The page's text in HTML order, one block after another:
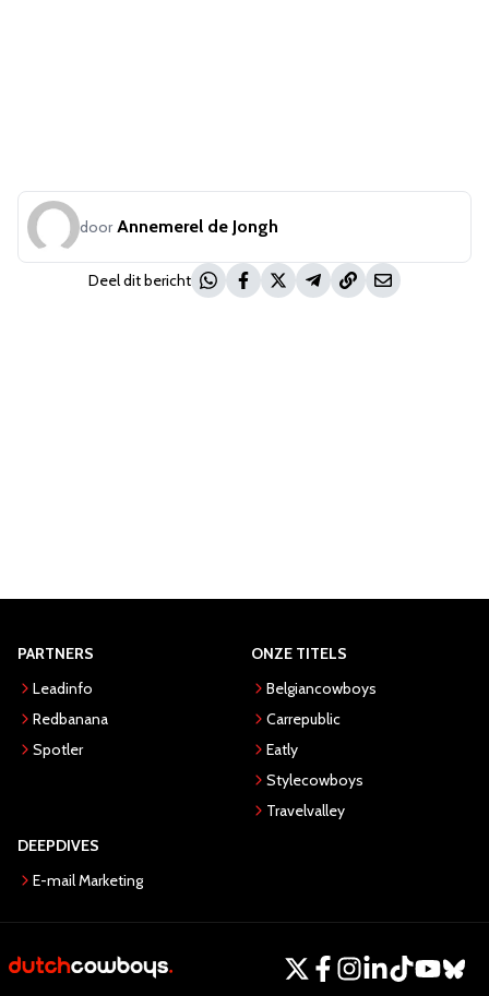
door Annemerel de Jongh
Deel dit bericht
PARTNERS
Leadinfo
Redbanana
Spotler
ONZE TITELS
Belgiancowboys
Carrepublic
Eatly
Stylecowboys
Travelvalley
DEEPDIVES
E-mail Marketing